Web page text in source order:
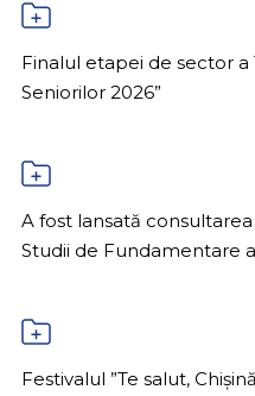
Finalul etapei de sector a
Seniorilor 2026”
A fost lansată
Studii de Fundamentare
Festivalul ”Te salut,